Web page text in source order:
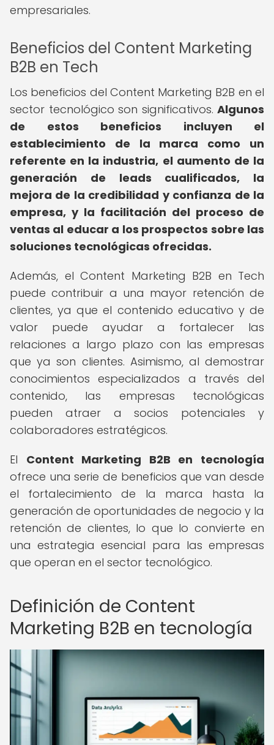
empresariales.
Beneficios del Content Marketing
B2B en Tech
Los beneficios del Content Marketing B2B en el
sector tecnológico son significativos. Algunos
de estos beneficios incluyen el
establecimiento de la marca como un
referente en la industria, el aumento de la
generación de leads cualificados, la
mejora de la credibilidad y confianza de la
empresa, y la facilitación del proceso de
ventas al educar a los prospectos sobre las
soluciones tecnológicas ofrecidas.
Además, el Content Marketing B2B en Tech
puede contribuir a una mayor retención de
clientes, ya que el contenido educativo y de
valor puede ayudar a fortalecer las
relaciones a largo plazo con las empresas
que ya son clientes. Asimismo, al demostrar
conocimientos especializados a través del
contenido, las empresas tecnológicas
pueden atraer a socios potenciales y
colaboradores estratégicos.
El Content Marketing B2B en tecnología
ofrece una serie de beneficios que van desde
el fortalecimiento de la marca hasta la
generación de oportunidades de negocio y la
retención de clientes, lo que lo convierte en
una estrategia esencial para las empresas
que operan en el sector tecnológico.
Definición de Content
Marketing B2B en tecnología